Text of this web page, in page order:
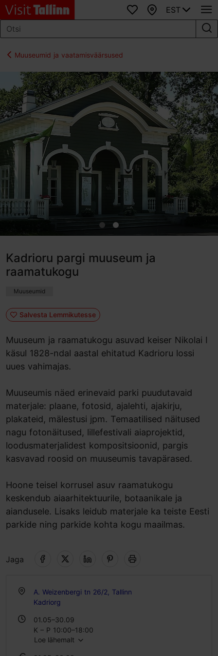
Lemmikud
Kaart
EST
Muuseumid ja vaatamisväärsused
Kadrioru pargi muuseum ja
raamatukogu
Muuseumid
Salvesta Lemmikutesse
Muuseum ja raamatukogu asuvad keiser Nikolai I
käsul 1828-ndal aastal ehitatud Kadrioru lossi
uues vahimajas.
Muuseumis näed erinevaid parki puudutavaid
materjale: plaane, fotosid, ajalehti, ajakirju,
plakateid, mälestusi jpm. Temaatilised näitused
nagu fotonäitused, lillefestivali aiaprojektid,
loodusmaterjalidest kompositsioonid, pargis
kasvavad roosid on muuseumis tavapärased.
Hoone teisel korrusel asuv raamatukogu
keskendub aiaarhitektuurile, botaanikale ja
aiandusele. Lisaks leidub materjale ka teiste Eesti
parkide ning parkide kohta kogu maailmas.
Jaga
A. Weizenbergi tn 26/2, Tallinn
Kadriorg
01.05–30.09
K – P 10:00–18:00
Loe lähemalt